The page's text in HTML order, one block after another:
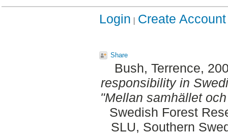
Login Create Account
Share
Bush, Terrence,
responsibility in
"Mellan samhället
Swedish Forest
SLU, Southern